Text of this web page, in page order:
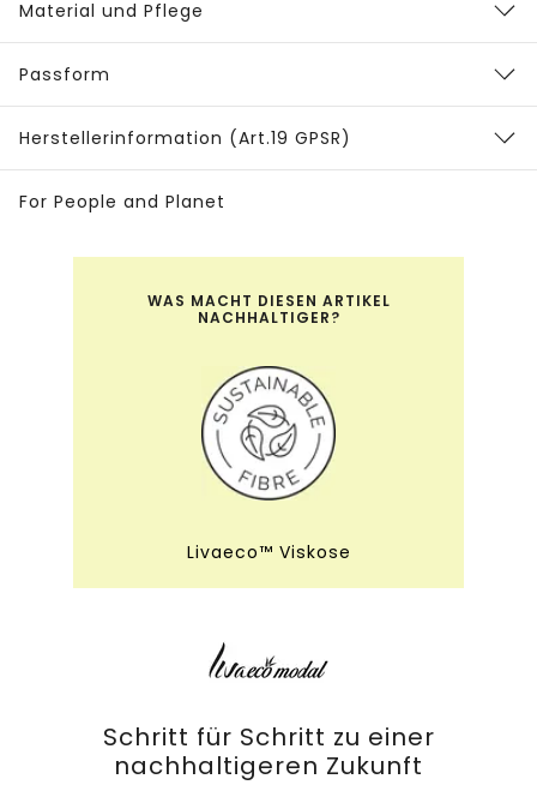
Material und Pflege
Passform
Herstellerinformation (Art.19 GPSR)
For People and Planet
WAS MACHT DIESEN ARTIKEL
NACHHALTIGER?
Livaeco™ Viskose
Schritt für Schritt zu einer
nachhaltigeren Zukunft